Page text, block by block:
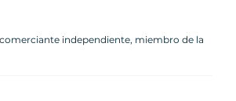
comerciante independiente, miembro de la